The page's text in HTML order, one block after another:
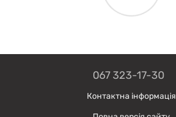
067 323-17-30
Контактна інформація